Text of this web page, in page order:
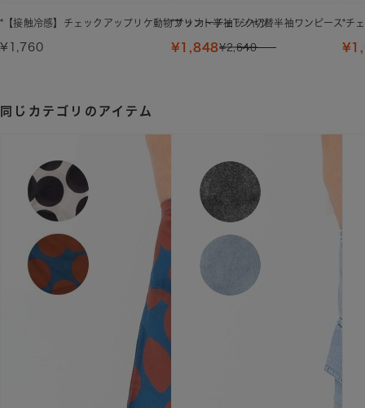
*【接触冷感】チェックアップリケ動物プリント半袖Tシャツ
¥1,760
*サッカーチェック切替半袖ワンピース
¥1,848¥2,640
*チ
同じカテゴリのアイテム